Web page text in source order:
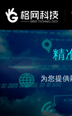
精
为您提